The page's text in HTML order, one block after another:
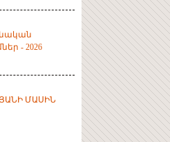
- 2026
ՄԱՍԻՆ